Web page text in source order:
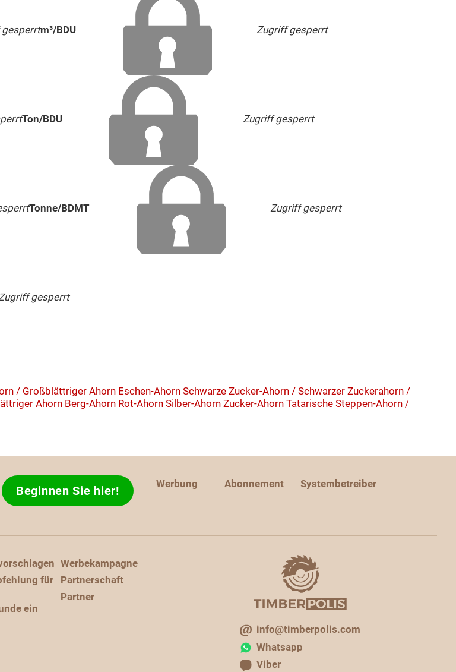
m³/BDU Zugriff gesperrt
Ton/BDU Zugriff gesperrt
Tonne/BDMT Zugriff gesperrt
gesperrt
/ Großblättriger Ahorn Eschen-Ahorn Schwarze Zucker-Ahorn / Schwarzer Zuckerahorn /
Ahorn Berg-Ahorn Rot-Ahorn Silber-Ahorn Zucker-Ahorn Tatarische Steppen-Ahorn /
Beginnen Sie hier! Werbung Abonnement Systembetreiber
für
ein
Werbekampagne
Partnerschaft
Partner
info@timberpolis.com
Whatsapp
Viber